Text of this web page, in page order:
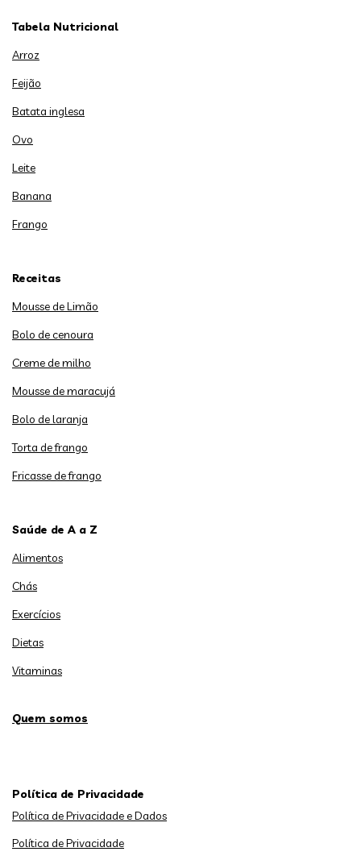
Tabela Nutricional
Arroz
Feijão
Batata inglesa
Ovo
Leite
Banana
Frango
Receitas
Mousse de Limão
Bolo de cenoura
Creme de milho
Mousse de maracujá
Bolo de laranja
Torta de frango
Fricasse de frango
Saúde de A a Z
Alimentos
Chás
Exercícios
Dietas
Vitaminas
Quem somos
Política de Privacidade
Política de Privacidade e Dados
Política de Privacidade